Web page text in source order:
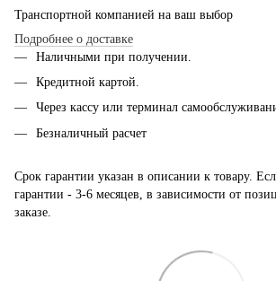
Транспортной компанией на ваш выбор
Подробнее о доставке
Наличными при получении.
Кредитной картой.
Через кассу или терминал
Безналичный расчет
Срок гарантии указан в описании к товару.
гарантии - 3-6 месяцев, в зависимости от
заказе.